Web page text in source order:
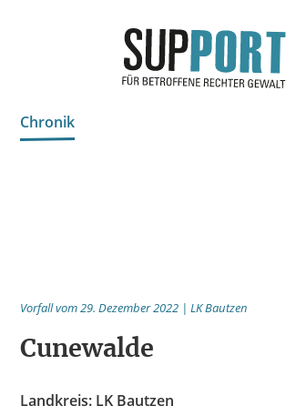
Chronik
Publikationen
Bildungsangebote
Vorfall vom 29. Dezember 2022 | LK Bautzen
Cunewalde
Landkreis: LK Bautzen